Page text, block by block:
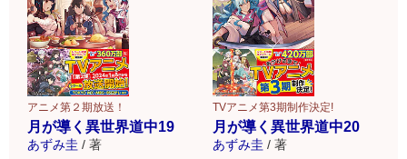
アニメ第２期放送！
月が導く異世界道中19
あずみ圭 / 著
TVアニメ第3期制作決定!
月が導く異世界道中20
あずみ圭 / 著